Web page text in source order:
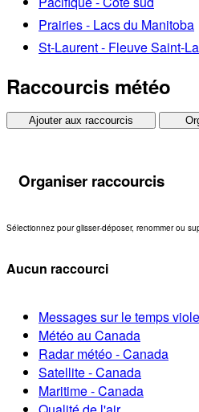
Prairies - Lacs du Manitoba
St-Laurent - Fleuve Saint-
Raccourcis météo
Ajouter aux raccourcis
Organiser raccourcis
Sélectionnez pour glisser-déposer, renommer ou
Aucun raccourci
Messages sur le temps
Météo au Canada
Radar météo - Canada
Satellite - Canada
Maritime - Canada